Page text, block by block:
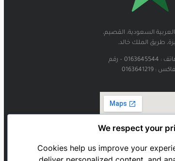
السعودية، القصيم،
طريق الملك خالد.
رقم الهاتف : 0163645544 – رقم
: 0163641219
We respect your
Cookies help us improve your